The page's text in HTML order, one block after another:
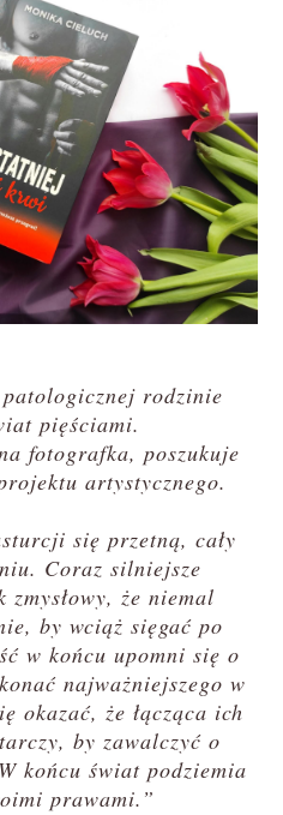
rodzinie
pięściami.
fotografka, poszukuje
artystycznego.
się przetną, cały
Coraz silniejsze
zmysłowy, że niemal
by wciąż sięgać po
w końcu upomni się o
najważniejszego w
okazać, że łącząca ich
by zawalczyć o
końcu świat podziemia
prawami.”